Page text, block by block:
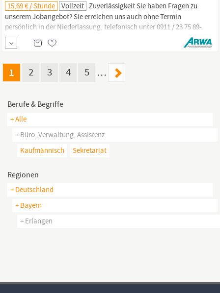
15,69 € / Stunde Vollzeit Zuverlässigkeit Sie haben Fragen zu
unserem Jobangebot? Sie erreichen uns auch ohne Termin
persönlich in der Niederlassung, telefonisch unter 0911 / 23 75 89-
0 oder per E-Mail an nuernberg, Industriekaufmann/-frau
(m/w/d), Bürokaufmann/-frau
Bürokommunikation(m/w/d),...
1 2 3 4 5 …
Berufe & Begriffe
+ Alle
+ Büro, Verwaltung, Assistenz
Kaufmännisch
Sekretariat
Regionen
+ Deutschland
+ Bayern
+ Erlangen